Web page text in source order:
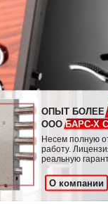
ОПЫТ БОЛЕЕ
ОООБАРС-Х
Несем полную
работу.
реальную
О компании